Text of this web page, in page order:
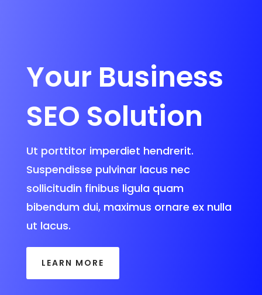
Your Business
SEO Solution
Ut porttitor imperdiet hendrerit.
Suspendisse pulvinar lacus nec
sollicitudin finibus ligula quam
bibendum dui, maximus ornare ex nulla
ut lacus.
LEARN MORE